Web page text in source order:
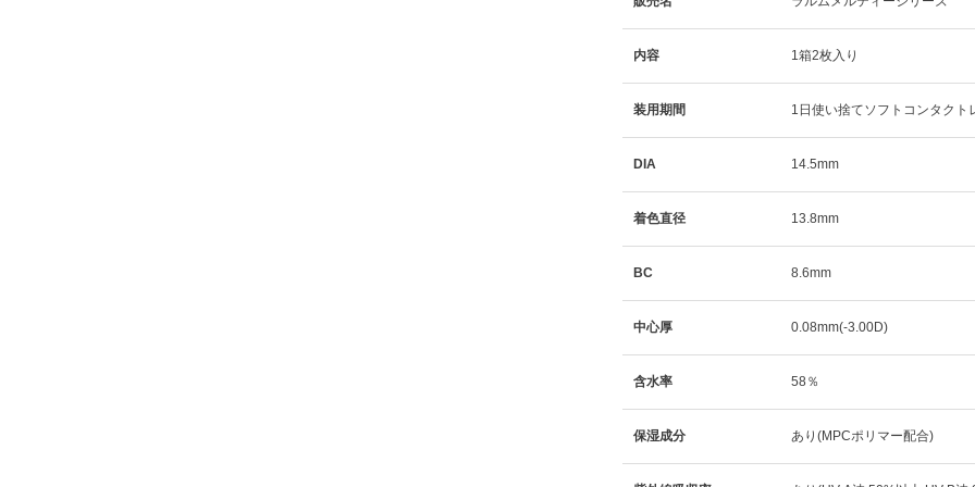
内容 1箱2枚入り
装用期間 1日使い捨てソフトコンタクト
DIA 14.5mm
着色直径 13.8mm
BC 8.6mm
中心厚 0.08mm(-3.00D)
含水率 58％
保湿成分 あり(MPCポリマー配合)